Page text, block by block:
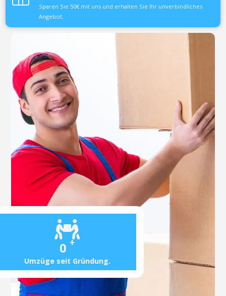
0 +
Umzüge seit Gründung.
Sparen Sie 50€ mit uns und erhalten Sie Ihr unverbindliches
Angebot.